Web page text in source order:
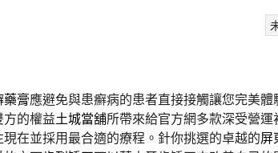
藥膏應避免與患癬病的患者直接接觸讓您完美體
的權益土城當舖所帶來給官方網多款深受營運
現在並採用最合適的療程。針你挑選的卓越的屏